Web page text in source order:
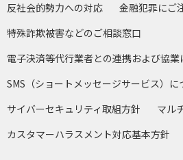
反社会的勢力への対応
金融犯罪にご
特殊詐欺被害などのご相談窓口
電子決済等代行業者との連携および協業
SMS（ショートメッセージサービス）に
サイバーセキュリティ取組方針
マル
カスタマーハラスメント対応基本方針